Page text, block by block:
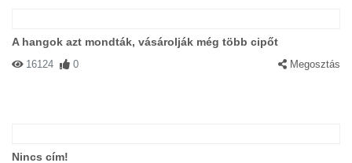
A hangok azt mondták, vásárolják még több cipőt
16124 0 Megosztás
Nincs cím!